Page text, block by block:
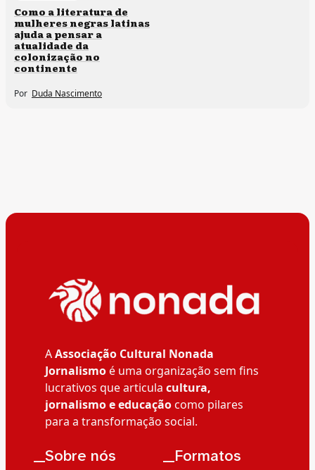
Direitos humanos
Como a literatura de
mulheres negras latinas
ajuda a pensar a
atualidade da
colonização no
continente
Por Duda Nascimento
AAssociação Cultural Nonada
Jornalismoé uma organização sem fins
lucrativos que articula cultura,
jornalismo e educaçãocomo pilares
para a transformação social.
__Sobre nós __Formatos